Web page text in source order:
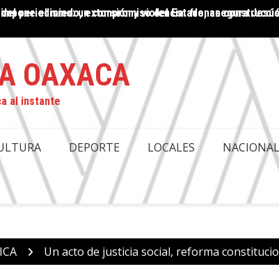
el miedo, extorsión y violencia: frenan
DE PODERES EN OAXACA ES POLITIQUERÍA; HAY
OAXACA
al instante
DEPORTE LOCALES
Un acto de justicia social, reforma